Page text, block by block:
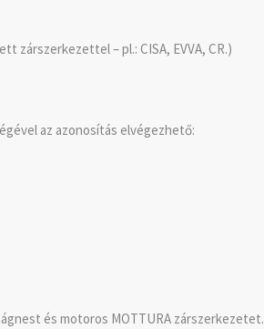
zárszerkezettel – pl.: CISA, EVVA, CR.)
az azonosítás elvégezhető:
és motoros MOTTURA zárszerkezetet.